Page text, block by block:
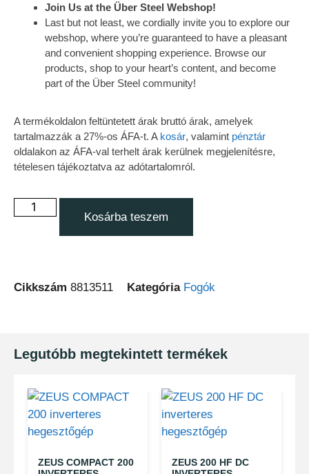
Join Us at the Über Steel Webshop!
Last but not least, we cordially invite you to explore our
webshop, where you’re guaranteed to have a pleasant
and convenient shopping experience. Browse our
products, shop to your heart’s content, and become
part of the Über Steel community!
A termékoldalon feltüntetett árak bruttó árak, amelyek
tartalmazzák a 27%-os ÁFA-t. A kosár, valamint pénztár
oldalakon az ÁFA-val terhelt árak kerülnek megjelenítésre,
tételesen tájékoztatva az adótartalomról.
Kosárba teszem
Cikkszám 8813511 Kategória Fogók
Legutóbb megtekintett termékek
ZEUS COMPACT 200
ZEUS 200 HF DC